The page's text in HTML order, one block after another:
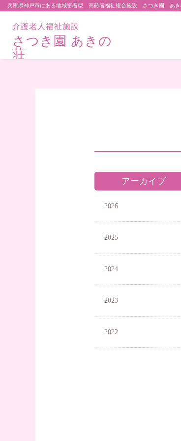
兵庫県神戸市にある地域密着型 高齢者福祉複合施設 さつき園 あき
介護老人福祉施設
さつき園 あきの
荘
アーカイブ
2026
2025
2024
2023
2022